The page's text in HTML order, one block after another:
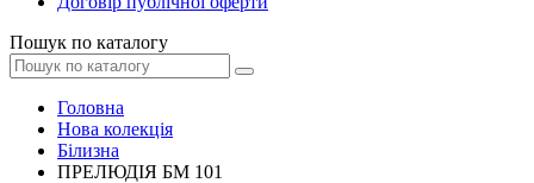
Пошук по каталогу
Головна
Нова колекція
Білизна
ПРЕЛЮДІЯ БМ 101